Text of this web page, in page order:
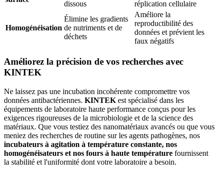
dissous
réplication cellulaire
Homogénéisation
Élimine les gradients
de nutriments et de
déchets
Améliore la
reproductibilité des
données et prévient les
faux négatifs
Améliorez la précision de vos recherches avec
KINTEK
Ne laissez pas une incubation incohérente compromettre vos
données antibactériennes. KINTEK est spécialisé dans les
équipements de laboratoire haute performance conçus pour les
exigences rigoureuses de la microbiologie et de la science des
matériaux. Que vous testiez des nanomatériaux avancés ou que vous
meniez des recherches de routine sur les agents pathogènes, nos
incubateurs à agitation à température constante, nos
homogénéisateurs et nos fours à haute température fournissent
la stabilité et l'uniformité dont votre laboratoire a besoin.